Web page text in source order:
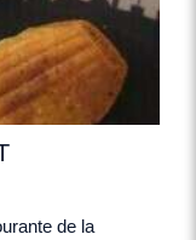
de la